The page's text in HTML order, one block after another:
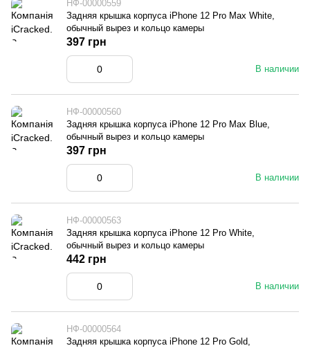
НФ-00000559
Задняя крышка корпуса iPhone 12 Pro Max White,
обычный вырез и кольцо камеры
В наличии
397 грн
НФ-00000560
Задняя крышка корпуса iPhone 12 Pro Max Blue,
обычный вырез и кольцо камеры
В наличии
397 грн
НФ-00000563
Задняя крышка корпуса iPhone 12 Pro White,
обычный вырез и кольцо камеры
В наличии
442 грн
НФ-00000564
Задняя крышка корпуса iPhone 12 Pro Gold,